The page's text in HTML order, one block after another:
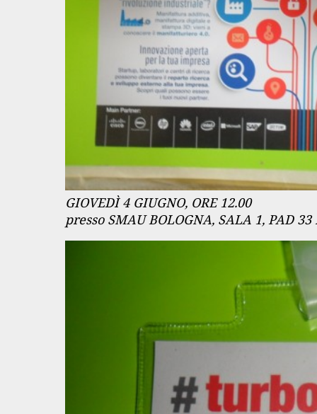
GIOVEDÌ 4 GIUGNO, ORE 12.00
presso SMAU BOLOGNA, SALA 1, PAD 33